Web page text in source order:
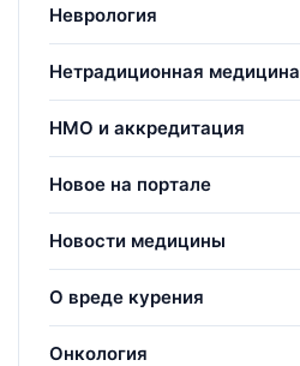
Неврология
Нетрадиционная медицина
НМО и аккредитация
Новое на портале
Новости медицины
О вреде курения
Онкология